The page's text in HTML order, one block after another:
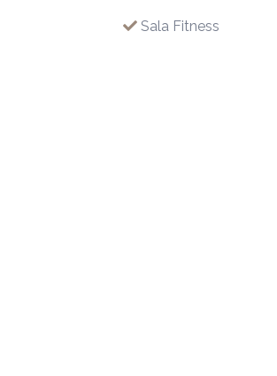
Sala Fitness